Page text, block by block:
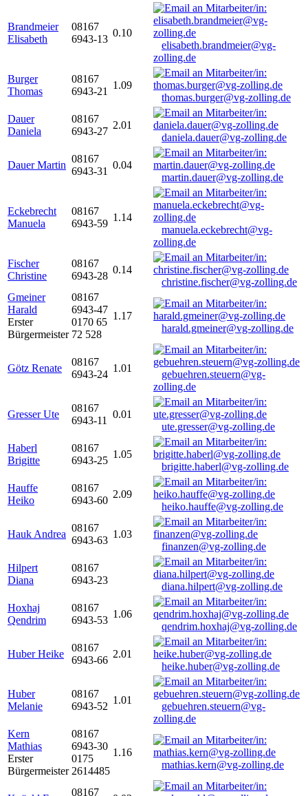
Brandmeier
Elisabeth
08167
6943-13
0.10
elisabeth.brandmeier@vg-
zolling.de
Burger
Thomas
08167
6943-21
1.09
thomas.burger@vg-zolling.de
Dauer
Daniela
08167
6943-27
2.01
daniela.dauer@vg-zolling.de
Dauer Martin
08167
6943-31
0.04
martin.dauer@vg-zolling.de
Eckebrecht
Manuela
08167
6943-59
1.14
manuela.eckebrecht@vg-
zolling.de
Fischer
Christine
08167
6943-28
0.14
christine.fischer@vg-zolling.de
Gmeiner
Harald
Erster
Bürgermeister
08167
6943-47
0170 65
72 528
1.17
harald.gmeiner@vg-zolling.de
Götz Renate
08167
6943-24
1.01
gebuehren.steuern@vg-
zolling.de
Gresser Ute
08167
6943-11
0.01
ute.gresser@vg-zolling.de
Haberl
Brigitte
08167
6943-25
1.05
brigitte.haberl@vg-zolling.de
Hauffe
Heiko
08167
6943-60
2.09
heiko.hauffe@vg-zolling.de
Hauk Andrea
08167
6943-63
1.03
finanzen@vg-zolling.de
Hilpert
Diana
08167
6943-23
diana.hilpert@vg-zolling.de
Hoxhaj
Qendrim
08167
6943-53
1.06
qendrim.hoxhaj@vg-zolling.de
Huber Heike
08167
6943-66
2.01
heike.huber@vg-zolling.de
Huber
Melanie
08167
6943-52
1.01
gebuehren.steuern@vg-
zolling.de
Kern
Mathias
Erster
Bürgermeister
08167
6943-30
0175
2614485
1.16
mathias.kern@vg-zolling.de
08167